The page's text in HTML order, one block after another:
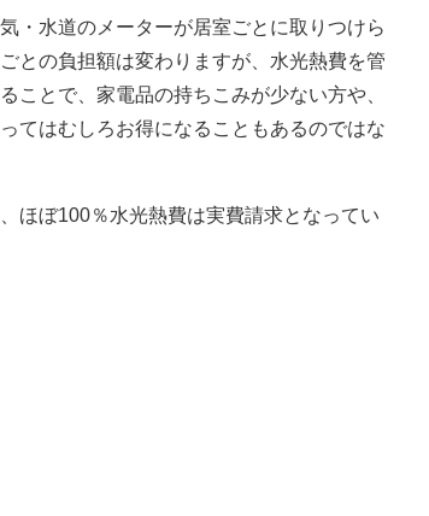
・水道のメーターが居室ごとに取りつけら
ごとの負担額は変わりますが、水光熱費を管
ことで、家電品の持ちこみが少ない方や、
てはむしろお得になることもあるのではな
ほぼ100％水光熱費は実費請求となってい